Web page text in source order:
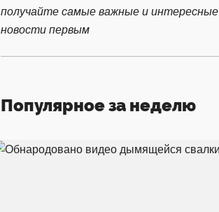
получайте самые важные и интересные
новости первым
Популярное за неделю